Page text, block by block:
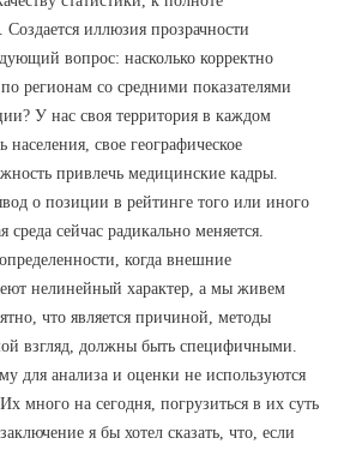
иллюзия прозрачности
вопрос: насколько корректно
регионам со средними показателями
У нас своя территория в каждом
населения, свое географическое
привлечь медицинские кадры.
о позиции в рейтинге того или иного
среда сейчас радикально меняется.
когда внешние
нелинейный характер, а мы живем
что является причиной, методы
взгляд, должны быть специфичными.
для анализа и оценки не используются
много на сегодня, погрузиться в их суть
я бы хотел сказать, что, если